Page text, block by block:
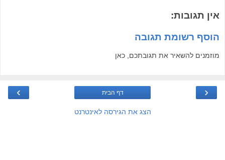
אין תגובות:
הוסף רשומת תגובה
מוזמנים להשאיר את תגובתכם, כאן
‹
› דף הבית
הצג את הגירסה לאינטרנט